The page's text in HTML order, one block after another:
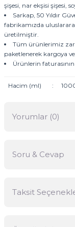
şişesi, nar ekşisi şişesi,
Sarkap, 50 Yıldır
fabrikamızda
üretilmiştir.
Tüm ürünlerimiz
paketlenerek kargoya
Ürünlerin
Hacim (ml) :
Yorumlar (0)
Soru & Cevap
Taksit